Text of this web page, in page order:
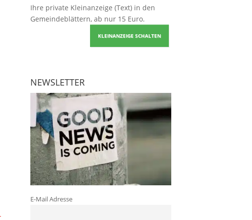
Ihre private Kleinanzeige (Text) in den
Gemeindeblättern, ab nur 15 Euro.
KLEINANZEIGE SCHALTEN
NEWSLETTER
E-Mail Adresse